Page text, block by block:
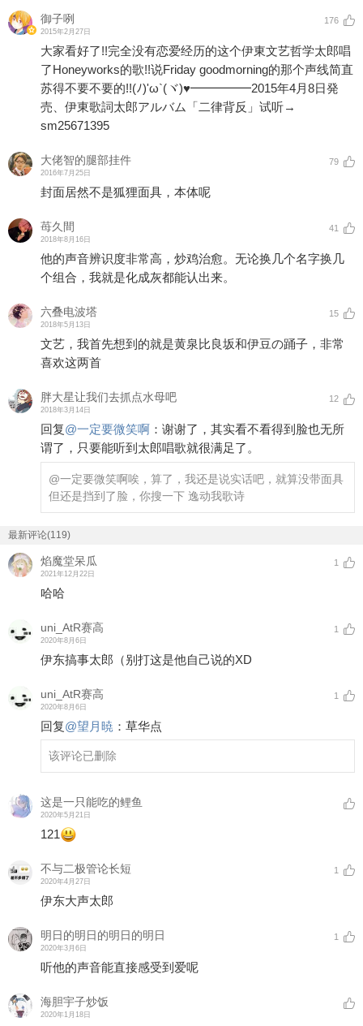
御子咧
2015年2月27日
176
大家看好了!!完全没有恋爱经历的这个伊東文艺哲学太郎唱
了Honeyworks的歌!!说Friday goodmorning的那个声线简直
苏得不要不要的!!(ﾉ)'ω`(ヾ)♥━━━━━2015年4月8日発
売、伊東歌詞太郎アルバム「二律背反」试听→
sm25671395
大佬智的腿部挂件
2016年7月25日
79
封面居然不是狐狸面具，本体呢
苺久間
2018年8月16日
41
他的声音辨识度非常高，炒鸡治愈。无论换几个名字换几
个组合，我就是化成灰都能认出来。
六叠电波塔
2018年5月13日
15
文艺，我首先想到的就是黄泉比良坂和伊豆の踊子，非常
喜欢这两首
胖大星让我们去抓点水母吧
2018年3月14日
12
回复@一定要微笑啊 ： 谢谢了，其实看不看得到脸也无所
谓了，只要能听到太郎唱歌就很满足了。
@一定要微笑啊唉，算了，我还是说实话吧，就算没带面具
但还是挡到了脸，你搜一下 逸动我歌诗
最新评论(119)
焰魔堂呆瓜
2021年12月22日
1
哈哈
uni_AtR赛高
2020年8月6日
1
伊东搞事太郎（别打这是他自己说的XD
uni_AtR赛高
2020年8月6日
1
回复@望月暁 ： 草华点
该评论已删除
这是一只能吃的鲤鱼
2020年5月21日
121
不与二极管论长短
2020年4月27日
1
伊东大声太郎
明日的明日的明日的明日
2020年3月6日
1
听他的声音能直接感受到爱呢
海胆宇子炒饭
2020年1月18日